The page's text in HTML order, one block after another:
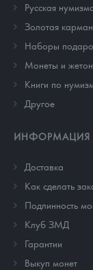
Русская
Золотая
Наборы
Монеты и
Книги по
Другое
ИНФОРМАЦИЯ
Доставка
Как сделать
Подлинность
Клуб ЗМД
Гарантии
Выкуп монет